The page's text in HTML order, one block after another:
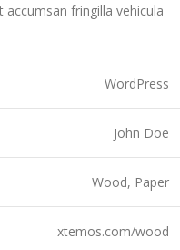
fringilla vehicula
WordPress
John Doe
Wood, Paper
xtemos.com/wood